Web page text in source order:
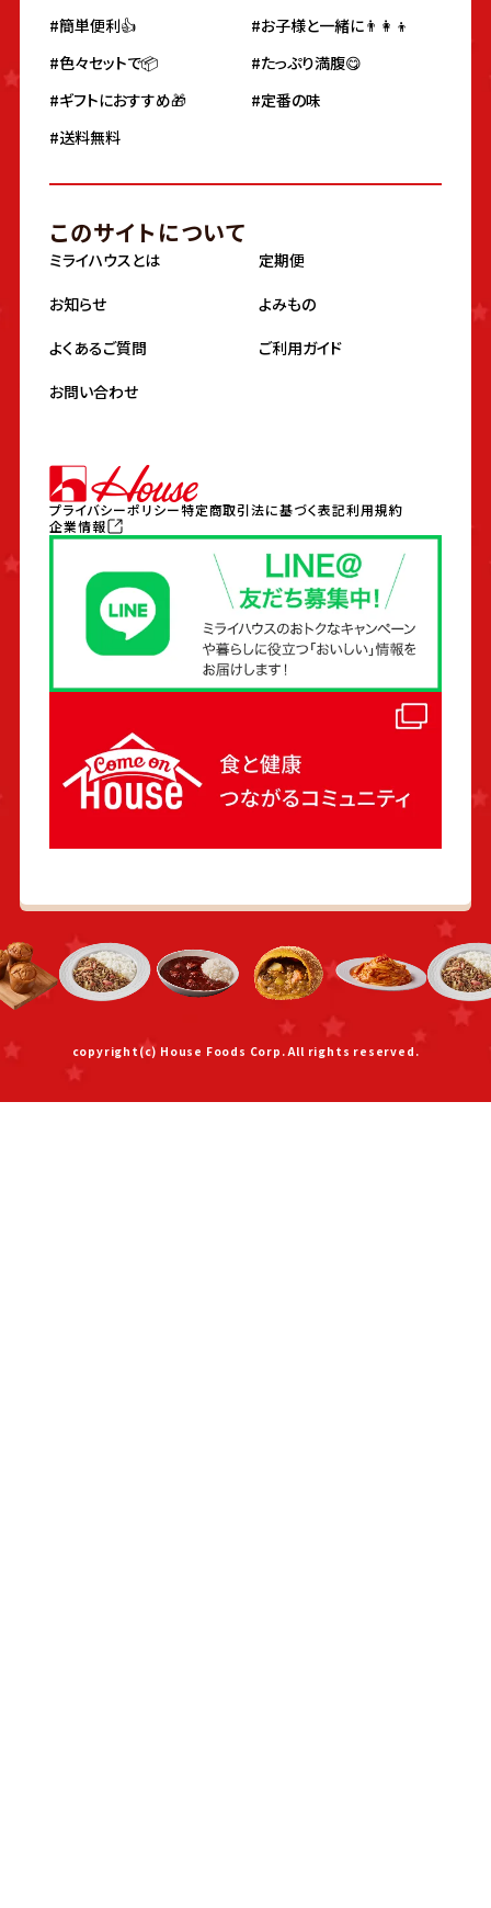
プライバシーポリシー特定商取引法に基づく表記利用規約
企業情報
#簡単便利👍
#お子様と一緒に👨‍👩‍👦
#色々セットで📦
#たっぷり満腹😋
#ギフトにおすすめ🎁
#定番の味
#送料無料
このサイトについて
ミライハウスとは
定期便
お知らせ
よみもの
よくあるご質問
ご利用ガイド
お問い合わせ
copyright(c) House Foods Corp. All rights reserved.